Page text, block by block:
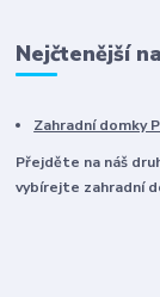
Nejčtenější
Zahradní domky
Přejděte na náš
vybírejte zahradní